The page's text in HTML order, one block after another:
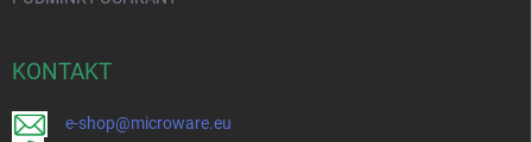
KONTAKT
e-shop@microware.eu